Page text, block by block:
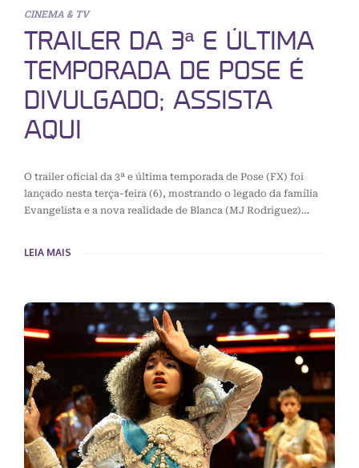
CINEMA & TV
TRAILER DA 3ª E ÚLTIMA
TEMPORADA DE POSE É
DIVULGADO; ASSISTA
AQUI
O trailer oficial da 3ª e última temporada de Pose (FX) foi
lançado nesta terça-feira (6), mostrando o legado da família
Evangelista e a nova realidade de Blanca (MJ Rodriguez)…
LEIA MAIS